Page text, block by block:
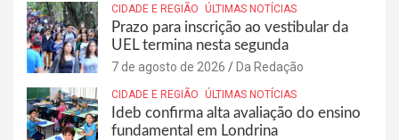
CIDADE E REGIÃO ÚLTIMAS NOTÍCIAS
Prazo para inscrição ao vestibular da
UEL termina nesta segunda
7 de agosto de 2026 Da Redação
CIDADE E REGIÃO ÚLTIMAS NOTÍCIAS
Ideb confirma alta avaliação do ensino
fundamental em Londrina